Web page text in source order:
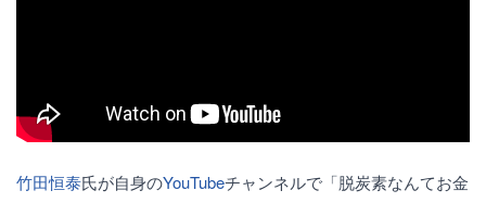
竹田恒泰氏が自身のYouTubeチャンネルで「脱炭素なんてお金